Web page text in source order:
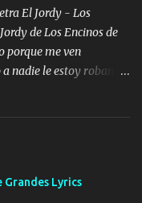
Vuitton son mis
El Jordy - Los
de Los Encinos de
porque me ven
nadie le estoy robando
estaba escaso Mi
razón que a diario me
y la puerta me
Lyrics